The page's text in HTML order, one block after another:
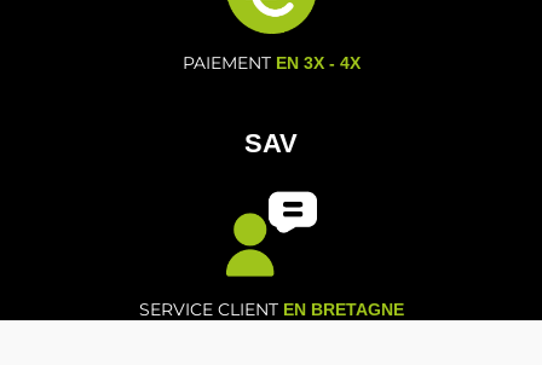
PAIEMENT EN 3X - 4X
SAV
SERVICE CLIENT EN BRETAGNE